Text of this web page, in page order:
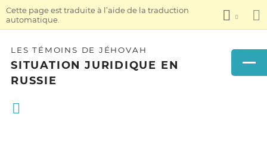
Cette page est traduite à l’aide de la traduction
automatique.
LES TÉMOINS DE JÉHOVAH
SITUATION JURIDIQUE EN
RUSSIE